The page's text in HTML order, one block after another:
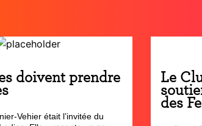
doivent prendre
Vehier était l’invitée du
Le
des